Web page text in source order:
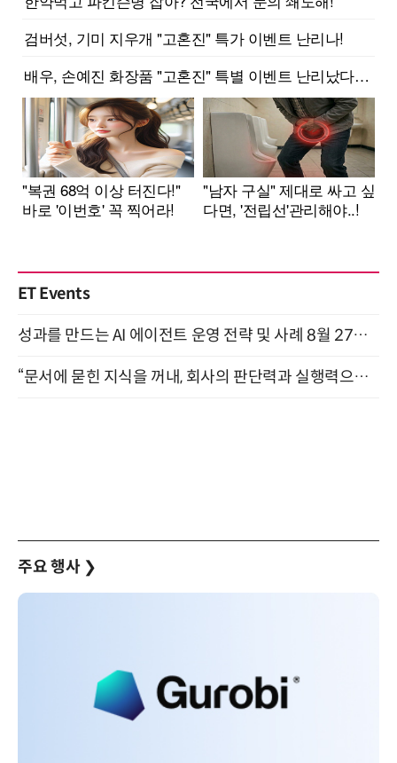
ET Events
성과를 만드는 AI 에이전트 운영 전략 및 사례 8월 27일 개최
“문서에 묻힌 지식을 꺼내, 회사의 판단력과 실행력으로 바꾸다” (8/20)
주요 행사 ❯